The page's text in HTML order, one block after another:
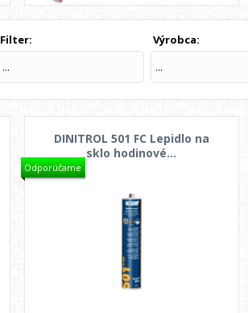
Výrobca:
...
Filter:
...
Odporúčame
DINITROL 501 FC Lepidlo na
sklo hodinové...